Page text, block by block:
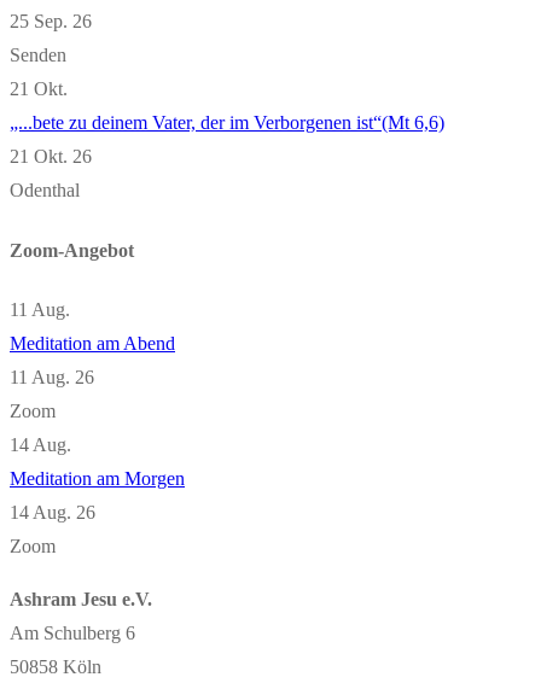
25 Sep. 26
Senden
21 Okt.
„...bete zu deinem Vater, der im Verborgenen ist“(Mt 6,6)
21 Okt. 26
Odenthal
Zoom-Angebot
11 Aug.
Meditation am Abend
11 Aug. 26
Zoom
14 Aug.
Meditation am Morgen
14 Aug. 26
Zoom
Ashram Jesu e.V.
Am Schulberg 6
50858 Köln